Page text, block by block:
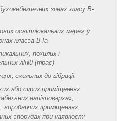
зонах класу B-
освітлювальних мереж у
класса В-Ia
похилих і
ліній (трас)
схильних до вібрації.
або сирих приміщеннях
напівповерхах,
виробничих приміщеннях,
спорудах при наявності